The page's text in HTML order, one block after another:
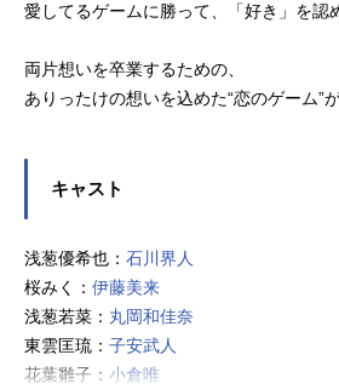
愛してるゲームに勝って、「好き」を認
両片想いを卒業するための、
ありったけの想いを込めた“恋のゲーム”
キャスト
浅葱優希也： 石川界人
桜みく： 伊藤美来
浅葱若菜： 丸岡和佳奈
東雲匡琉： 子安武人
花葉雛子： 小倉唯